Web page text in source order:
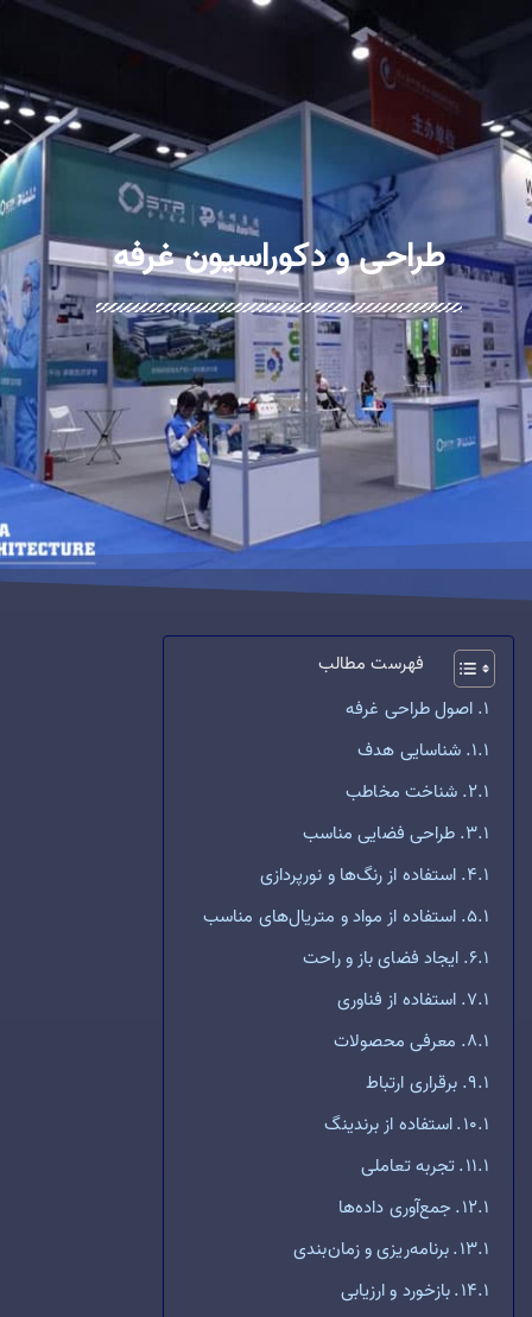
طراحی و دکوراسیون غرفه
فهرست مطالب
اصول طراحی غرفه
شناسایی هدف
شناخت مخاطب
طراحی فضایی مناسب
استفاده از رنگ‌ها و نورپردازی
استفاده از مواد و متریال‌های مناسب
ایجاد فضای باز و راحت
استفاده از فناوری
معرفی محصولات
برقراری ارتباط
استفاده از برندینگ
تجربه تعاملی
جمع‌آوری داده‌ها
برنامه‌ریزی و زمان‌بندی
بازخورد و ارزیابی